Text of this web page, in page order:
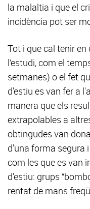
la malaltia i que el
incidència pot ser
Tot i que cal tenir
l’estudi, com el
setmanes) o el fet
d'estiu es van fer a
manera que els
extrapolables a
obtingudes van
d'una forma segura
com les que es van
d'estiu: grups
rentat de mans